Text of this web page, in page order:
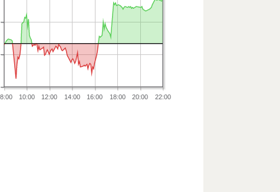
10:00 12:00 14:00 16:00 18:00 20:00 22:00